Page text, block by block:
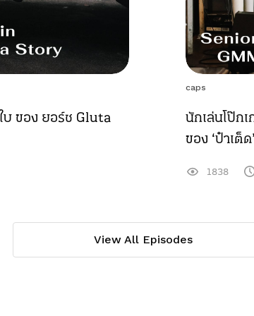
บ ของ ยอร์ช Gluta
caps
นักเล่นโป๊ก
ของ ‘ป๋าเต็
1838
View All Episodes